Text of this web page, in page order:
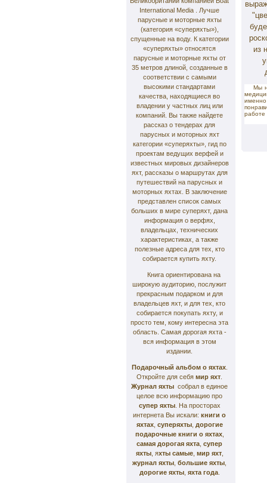
International Media . Лучше
парусные и моторные яхты
(категория «суперяхты»),
спущенные на воду. К категории
«суперяхты» относятся
парусные и моторные яхты от
35 метров длиной, созданные в
соответствии с самыми
высокими стандартами
качества, находящиеся во
владении у частных лиц или
компаний. Вы также найдете
рассказ о тендерах для
парусных и моторных яхт
категории «суперяхты», гид по
проектам ведущих верфей и
известных мировых дизайнеров
яхт, рассказы о маршрутах для
путешествий на парусных и
моторных яхтах. В заключение
представлен список самых
больших в мире суперяхт, дана
информация о верфях,
владельцах, технических
характеристиках, а также
полезные адреса для тех, кто
собирается купить яхту.
Книга ориентирована на
широкую аудиторию, послужит
прекрасным подарком и для
владельцев яхт, и для тех, кто
собирается покупать яхту, и
просто тем, кому интересна эта
область. Самая дорогая яхта -
вся информация в этом
издании.
Подарочный альбом о яхтах.
Откройте для себя мир яхт
Журнал яхты собрал в единое
целое всю информацию про
супер яхты. На просторах
интернета Вы искали: книги о
яхтах, суперяхты, дорогие
подарочные книги о яхтах,
самая дорогая яхта супер
яхты, яхты самые, мир яхт,
журнал яхты большие яхты
дорогие яхты, яхта года.
из
Мы
работе